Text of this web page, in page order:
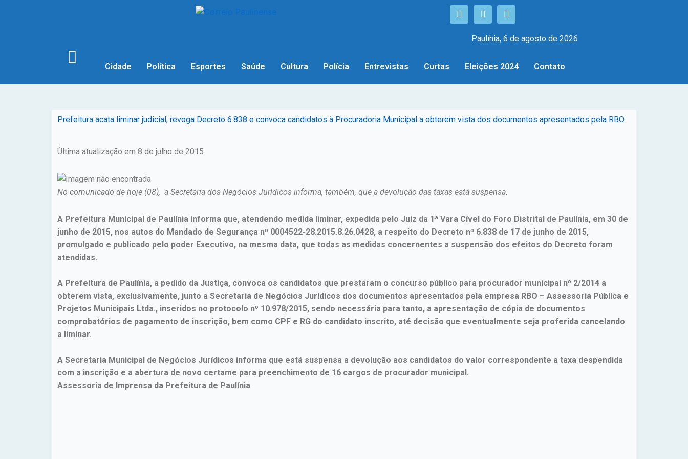
Paulínia, 6 de agosto de 2026
Cidade Política Esportes Saúde Cultura Polícia Entrevistas Curtas Eleições 2024 Contato
Prefeitura acata liminar judicial, revoga Decreto 6.838 e convoca candidatos à Procuradoria Municipal a obterem vista dos documentos apresentados pela RBO
Última atualização em 8 de julho de 2015
No comunicado de hoje (08), a Secretaria dos Negócios Jurídicos informa, também, que a devolução das taxas está suspensa.
A Prefeitura Municipal de Paulínia informa que, atendendo medida liminar, expedida pelo Juiz da 1ª Vara Cível do Foro Distrital de Paulínia, em 30 de
junho de 2015, nos autos do Mandado de Segurança nº 0004522-28.2015.8.26.0428, a respeito do Decreto nº 6.838 de 17 de junho de 2015,
promulgado e publicado pelo poder Executivo, na mesma data, que todas as medidas concernentes a suspensão dos efeitos do Decreto foram
atendidas.
A Prefeitura de Paulínia, a pedido da Justiça, convoca os candidatos que prestaram o concurso público para procurador municipal nº 2/2014 a
obterem vista, exclusivamente, junto a Secretaria de Negócios Jurídicos dos documentos apresentados pela empresa RBO – Assessoria Pública e
Projetos Municipais Ltda., inseridos no protocolo nº 10.978/2015, sendo necessária para tanto, a apresentação de cópia de documentos
comprobatórios de pagamento de inscrição, bem como CPF e RG do candidato inscrito, até decisão que eventualmente seja proferida cancelando
a liminar.
A Secretaria Municipal de Negócios Jurídicos informa que está suspensa a devolução aos candidatos do valor correspondente a taxa despendida
com a inscrição e a abertura de novo certame para preenchimento de 16 cargos de procurador municipal.
Assessoria de Imprensa da Prefeitura de Paulínia